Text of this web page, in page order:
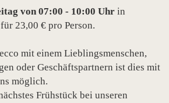
von 07:00 - 10:00 Uhr in
23,00 € pro Person.
mit einem Lieblingsmenschen,
oder Geschäftspartnern ist dies mit
möglich.
Frühstück bei unseren